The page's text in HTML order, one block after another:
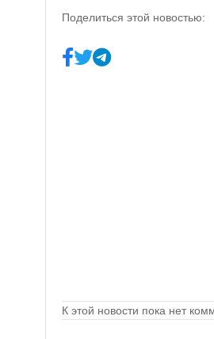
Поделиться этой новостью:
К этой новости пока нет